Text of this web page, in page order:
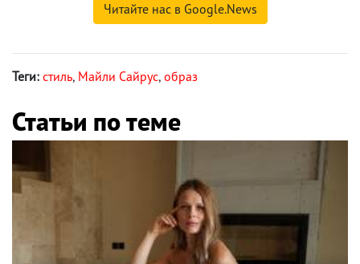
Читайте нас в Google.News
Теги: стиль, Майли Сайрус, образ
Статьи по теме